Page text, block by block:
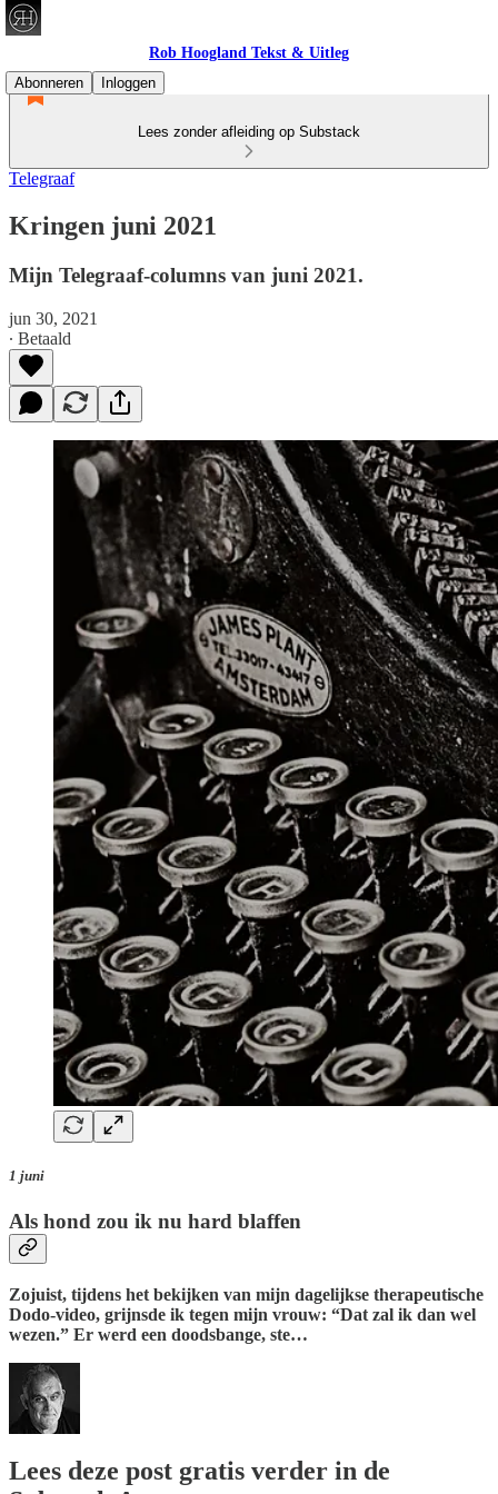
Rob Hoogland Tekst & Uitleg
Abonneren
Inloggen
Lees zonder afleiding op Substack
Telegraaf
Kringen juni 2021
Mijn Telegraaf-columns van juni 2021.
jun 30, 2021
∙ Betaald
1 juni
Als hond zou ik nu hard blaffen
Zojuist, tijdens het bekijken van mijn dagelijkse therapeutische
Dodo-video, grijnsde ik tegen mijn vrouw: “Dat zal ik dan wel
wezen.” Er werd een doodsbange, ste…
Lees deze post gratis verder in de